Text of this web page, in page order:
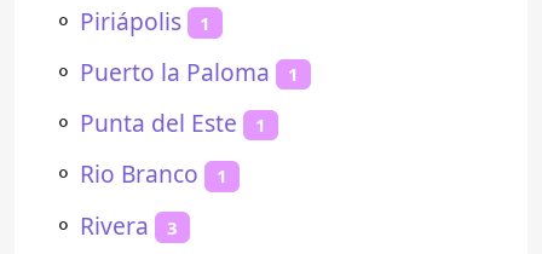
⚬ Piriápolis 1
⚬ Puerto la Paloma 1
⚬ Punta del Este 1
⚬ Rio Branco 1
⚬ Rivera 3